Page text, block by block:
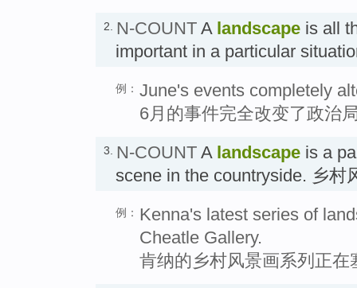
2. N-COUNT A landscape is all
important in a particular
例： June's events completely
6月的事件完全改变了政治
3. N-COUNT A landscape is a
scene in the countryside. 乡村
例： Kenna's latest series of
Cheatle Gallery.
肯纳的乡村风景画系列正在